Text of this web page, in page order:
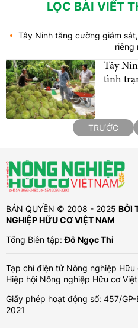
nhiều du kháchLỌC BÀI VIẾT
Tây Ninh tăng cường giám
riêng
Tây
tình
TRƯỚC
BẢN QUYỀN © 2008 - 2025 BỞI
NGHIỆP HỮU CƠ VIỆT NAM
Tổng Biên tập:Đỗ Ngọc Thi
Tạp chí điện tử Nông nghiệp
Hiệp hội Nông nghiệp Hữu cơ
Giấy phép hoạt động số: 457/
2021